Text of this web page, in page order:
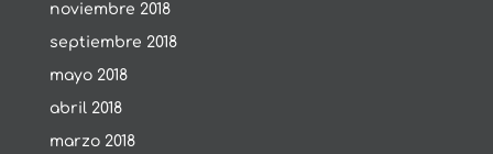
noviembre 2018
septiembre 2018
mayo 2018
abril 2018
marzo 2018